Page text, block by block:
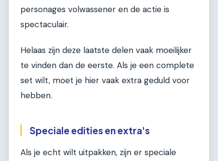
personages volwassener en de actie is
spectaculair.
Helaas zijn deze laatste delen vaak moeilijker
te vinden dan de eerste. Als je een complete
set wilt, moet je hier vaak extra geduld voor
hebben.
Speciale edities en extra's
Als je echt wilt uitpakken, zijn er speciale